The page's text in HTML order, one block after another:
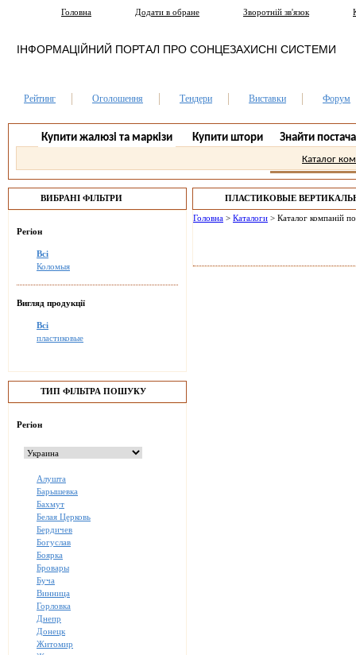
Головна Додати в обране Зворотній зв'язок
ІНФОРМАЦІЙНИЙ ПОРТАЛ ПРО СОНЦЕЗАХИСНІ СИСТЕМИ
Рейтинг Оголошення Тендери Виставки Форум
Купити жалюзі та маркізи Купити штори Знайти
Каталог
ВИБРАНІ ФІЛЬТРИ
Регіон
Всі
Коломыя
Вигляд продукції
Всі
пластиковые
ТИП ФІЛЬТРА ПОШУКУ
Регіон
Алушта
Барышевка
Бахмут
Белая Церковь
Бердичев
Богуслав
Боярка
Бровары
Буча
Винница
Горловка
Днепр
Донецк
Житомир
ПЛАСТИКОВЫЕ
КОЛОМЫЯ.
Головна > Каталоги > Каталог компаній